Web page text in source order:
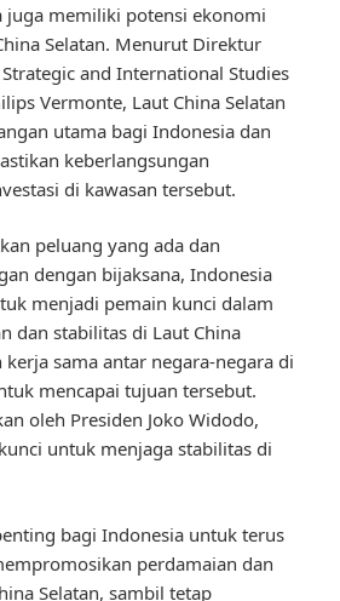
juga memiliki potensi ekonomi
Selatan. Menurut Direktur
and International Studies
Vermonte, Laut China Selatan
utama bagi Indonesia dan
keberlangsungan
di kawasan tersebut.
peluang yang ada dan
dengan bijaksana, Indonesia
menjadi pemain kunci dalam
dan stabilitas di Laut China
sama antar negara-negara di
mencapai tujuan tersebut.
oleh Presiden Joko Widodo,
untuk menjaga stabilitas di
bagi Indonesia untuk terus
perdamaian dan
Selatan, sambil tetap